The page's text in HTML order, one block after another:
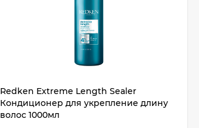
Redken Extreme Length Sealer
Кондиционер для укрепление длину
волос 1000мл